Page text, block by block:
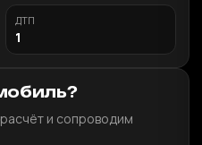
ДТП
1
и сопроводим